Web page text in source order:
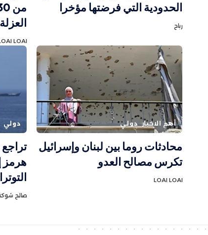
الحدودية التي فرضتها مؤخرا
رباح
LOAI
أهم الاخبار دولي
محادثات روما بين لبنان وإسرائيل
تكرس مصالح العدو
LOAI LOAI
دولي
هرمز
صالح